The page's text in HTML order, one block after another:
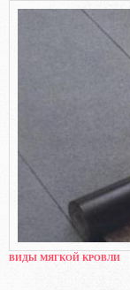
ВИДЫ МЯГКОЙ КРОВЛИ